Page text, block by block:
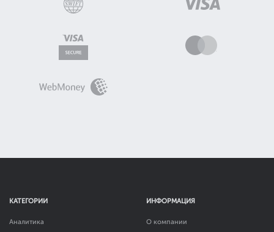
КАТЕГОРИИ
Аналитика
ИНФОРМАЦИЯ
О компании